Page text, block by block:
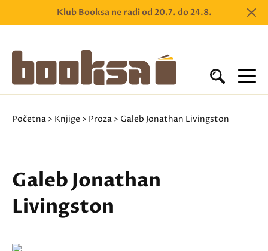
Klub Booksa ne radi od 20.7. do 24.8.
Početna > Knjige > Proza > Galeb Jonathan Livingston
Galeb Jonathan
Livingston